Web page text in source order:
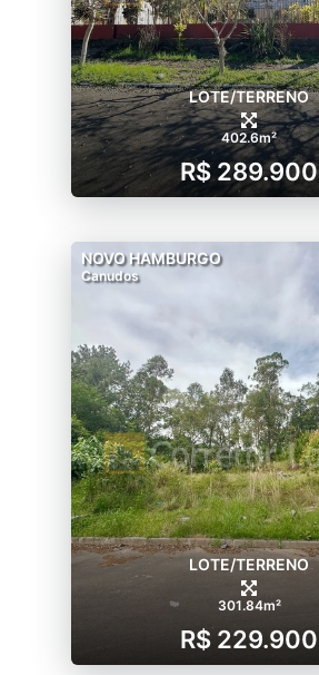
LOTE/TERRENO
402.6m²
R$ 289.900
NOVO HAMBURGO
Canudos
LOTE/TERRENO
301.84m²
R$ 229.900